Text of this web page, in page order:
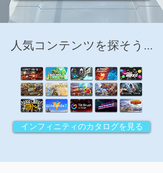
人気コンテンツを探そう...
インフィニティのカタログを見る